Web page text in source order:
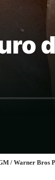
/ Warner Bros